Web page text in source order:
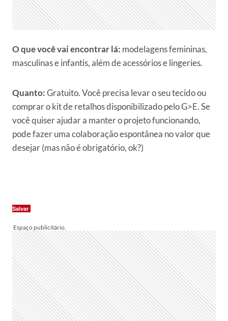
O que você vai encontrar lá: modelagens femininas,
masculinas e infantis, além de acessórios e lingeries.
Quanto:Gratuito. Você precisa levar o seu tecido ou
comprar o kit de retalhos disponibilizado pelo G>E. Se
você quiser ajudar a manter o projeto funcionando,
pode fazer uma colaboração espontânea no valor que
desejar (mas não é obrigatório, ok?)
Salvar